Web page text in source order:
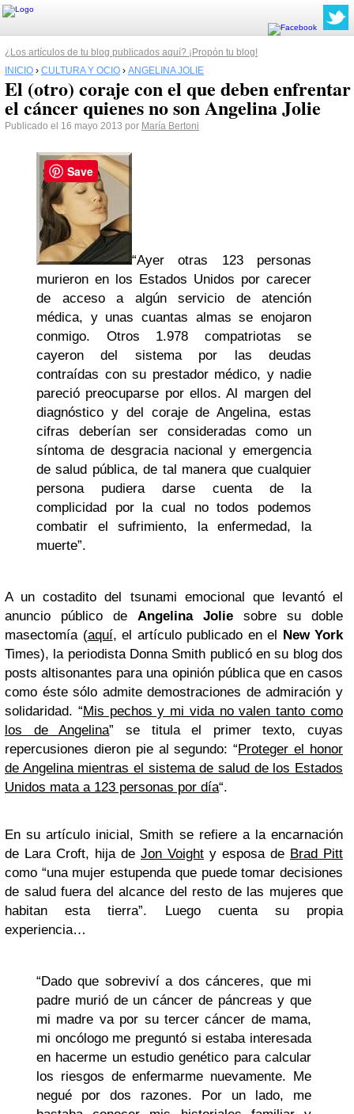
¿Los artículos de tu blog publicados aquí? ¡Propón tu blog!
INICIO › CULTURA Y OCIO › ANGELINA JOLIE
El (otro) coraje con el que deben enfrentar
el cáncer quienes no son Angelina Jolie
Publicado el 16 mayo 2013 por María Bertoni
“Ayer otras 123 personas
murieron en los Estados Unidos por carecer
de acceso a algún servicio de atención
médica, y unas cuantas almas se enojaron
conmigo. Otros 1.978 compatriotas se
cayeron del sistema por las deudas
contraídas con su prestador médico, y nadie
pareció preocuparse por ellos. Al margen del
diagnóstico y del coraje de Angelina, estas
cifras deberían ser consideradas como un
síntoma de desgracia nacional y emergencia
de salud pública, de tal manera que cualquier
persona pudiera darse cuenta de la
complicidad por la cual no todos podemos
combatir el sufrimiento, la enfermedad, la
muerte”.
A un costadito del tsunami emocional que levantó el
anuncio público de Angelina Jolie sobre su doble
masectomía (aquí, el artículo publicado en el New York
Times), la periodista Donna Smith publicó en su blog dos
posts altisonantes para una opinión pública que en casos
como éste sólo admite demostraciones de admiración y
solidaridad. “Mis pechos y mi vida no valen tanto como
los de Angelina” se titula el primer texto, cuyas
repercusiones dieron pie al segundo: “Proteger el honor
de Angelina mientras el sistema de salud de los Estados
Unidos mata a 123 personas por día“.
En su artículo inicial, Smith se refiere a la encarnación
de Lara Croft, hija de Jon Voight y esposa de Brad Pitt
como “una mujer estupenda que puede tomar decisiones
de salud fuera del alcance del resto de las mujeres que
habitan esta tierra”. Luego cuenta su propia
experiencia…
“Dado que sobreviví a dos cánceres, que mi
padre murió de un cáncer de páncreas y que
mi madre va por su tercer cáncer de mama,
mi oncólogo me preguntó si estaba interesada
en hacerme un estudio genético para calcular
los riesgos de enfermarme nuevamente. Me
negué por dos razones. Por un lado, me
Save